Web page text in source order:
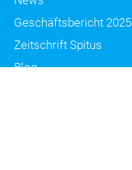
Geschäftsbericht 2025
Zeitschrift Spitus
Blog